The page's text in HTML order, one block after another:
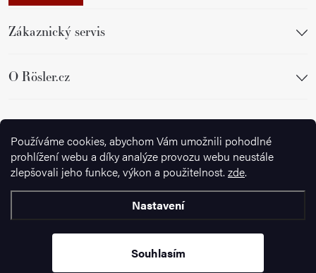
Používáme cookies, abychom Vám umožnili pohodlné
prohlížení webu a díky analýze provozu webu neustále
zlepšovali jeho funkce, výkon a použitelnost. zde.
Nastavení
Souhlasím
Zákaznický servis
O Rösler.cz
Sledujte nás
nastavení cookies